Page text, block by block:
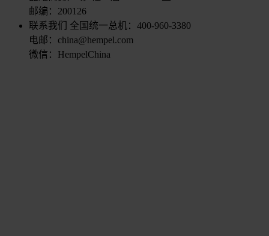
邮编：200126
联系我们
全国统一总机：400-960-3380
电邮：china@hempel.com
微信：HempelChina